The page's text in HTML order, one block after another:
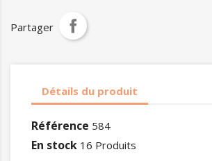
Partager
Détails du produit
Référence 584
En stock 16 Produits